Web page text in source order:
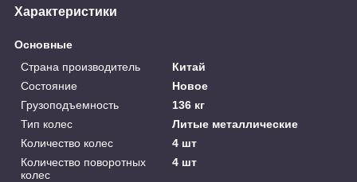
Характеристики
Основные
Страна производитель
Китай
Состояние
Новое
Грузоподъемность
136 кг
Тип колес
Литые металлические
Количество колес
4 шт
Количество поворотных
колес
4 шт